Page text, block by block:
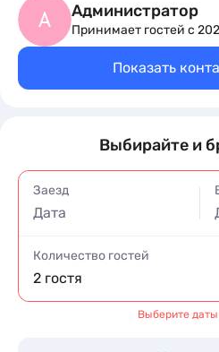
А Администратор
Принимает гостей с
Показать
Выбирайте и
Заезд
Дата
Количество гостей
2 гостя
Выберите даты